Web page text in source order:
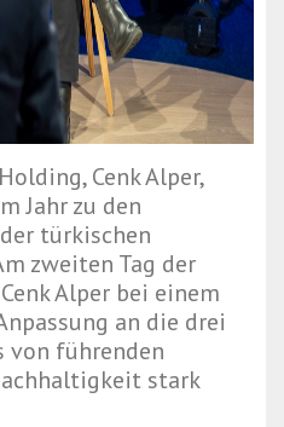
Cenk Alper,
Jahr zu den
türkischen
zweiten Tag der
Alper bei einem
an die drei
von führenden
stark